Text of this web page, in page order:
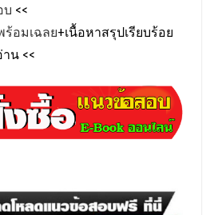
บ <<
อมเฉลย+เนื้อหาสรุปเรียบร้อย
าน <<